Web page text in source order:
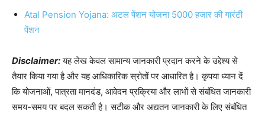
Atal Pension Yojana: अटल पेंशन योजना 5000 हजार की गारंटी
पेंशन
Disclaimer:यह लेख केवल सामान्य जानकारी प्रदान करने के उद्देश्य से
तैयार किया गया है और यह आधिकारिक स्रोतों पर आधारित है। कृपया ध्यान दें
कि योजनाओं, पात्रता मानदंड, आवेदन प्रक्रिया और लाभों से संबंधित जानकारी
समय-समय पर बदल सकती है। सटीक और अद्यतन जानकारी के लिए संबंधित